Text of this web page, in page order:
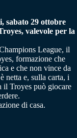
sabato 29 ottobre
valevole per la
League, il
formazione che
e che non vince da
netta e, sulla carta, i
il Troyes può giocare
di casa.